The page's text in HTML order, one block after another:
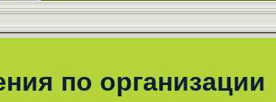
по организации